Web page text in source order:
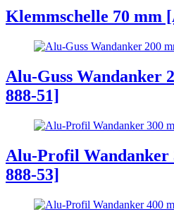
Klemmschelle 70 mm
Alu-Guss Wandanker
888-51]
Alu-Profil Wandanker
888-53]